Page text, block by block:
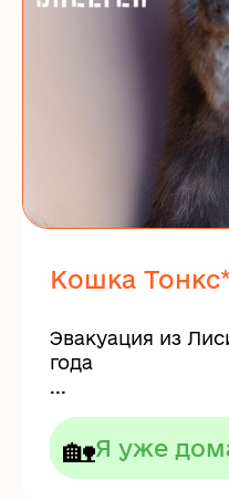
Кошка
Эвакуация из
года
...
🏡Я уже